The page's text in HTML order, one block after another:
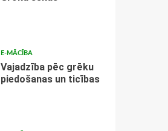
E-MĀCĪBA
Vajadzība pēc grēku
piedošanas un ticības